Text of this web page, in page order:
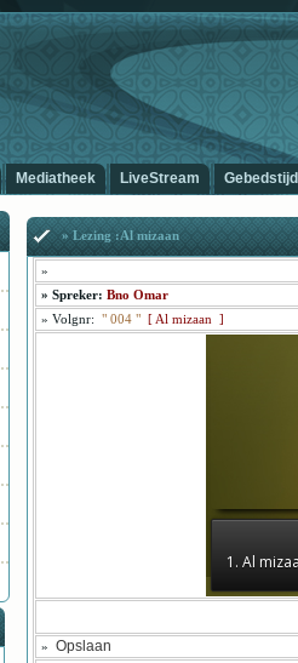
Mediatheek LiveStream
» Lezing :Al mizaan
»
» Spreker: Bno Omar
» Volgnr: " 004 " [ Al mizaan ]
1. Al
» Opslaan